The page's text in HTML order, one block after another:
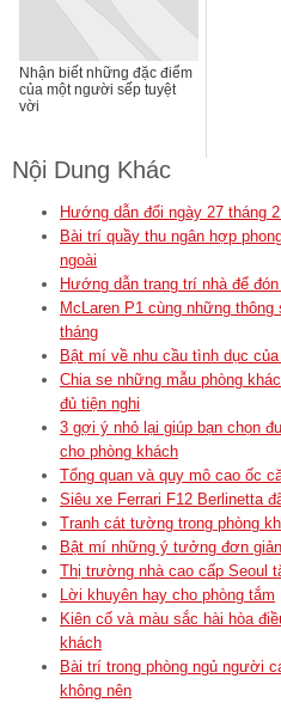
Nhận biết những đặc điểm
của một người sếp tuyệt
vời
Nội Dung Khác
Hướng dẫn đổi ngày 27 tháng
Bài trí quầy thu ngân hợp
ngoài
Hướng dẫn trang trí nhà để
McLaren P1 cùng những
tháng
Bật mí về nhu cầu tình dục
Chia se những mẫu phòng
đủ tiện nghi
3 gợi ý nhỏ lại giúp bạn chọn
cho phòng khách
Tổng quan và quy mô cao ốc
Siêu xe Ferrari F12 Berlinetta
Tranh cát tường trong phòng
Bật mí những ý tưởng đơn
Thị trường nhà cao cấp Seoul
Lời khuyên hay cho phòng tắm
Kiên cố và màu sắc hài hòa
khách
Bài trí trong phòng ngủ người
không nên